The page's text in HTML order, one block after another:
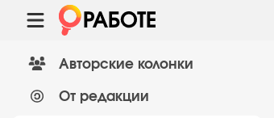
Авторские колонки
От редакции